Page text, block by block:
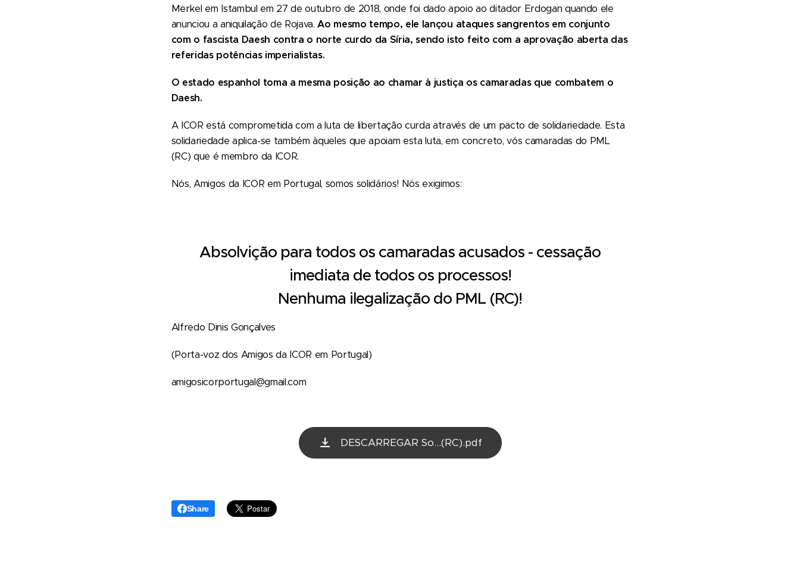
Merkel em Istambul em 27 de outubro de 2018, onde foi dado apoio ao ditador Erdogan quando ele
anunciou a aniquilação de Rojava.Ao mesmo tempo, ele lançou ataques sangrentos em conjunto
com o fascista Daesh contra o norte curdo da Síria, sendo isto feito com a aprovação aberta das
referidas potências imperialistas.
O estado espanhol toma a mesma posição ao chamar à justiça os camaradas que combatem o
Daesh.
A ICOR está comprometida com a luta de libertação curda através de um pacto de solidariedade. Esta
solidariedade aplica-se também àqueles que apoiam esta luta, em concreto, vós camaradas do PML
(RC) que é membro da ICOR.
Nós, Amigos da ICOR em Portugal, somos solidários! Nós exigimos:
Absolvição para todos os camaradas acusados - cessação
imediata de todos os processos!
Nenhuma ilegalização do PML (RC)!
Alfredo Dinis Gonçalves
(Porta-voz dos Amigos da ICOR em Portugal)
amigosicorportugal@gmail.com
DESCARREGAR So...(RC).pdf
Share